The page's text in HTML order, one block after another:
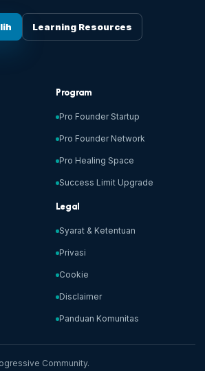
Learning Resources
Program
Pro Founder Startup
Pro Founder Network
Pro Healing Space
Success Limit Upgrade
Legal
Syarat & Ketentuan
Privasi
Cookie
Disclaimer
Panduan Komunitas
Community.